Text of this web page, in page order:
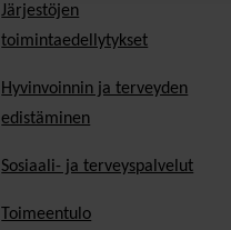
Järjestöjen
toimintaedellytykset
Hyvinvoinnin ja terveyden
edistäminen
Sosiaali- ja terveyspalvelut
Toimeentulo